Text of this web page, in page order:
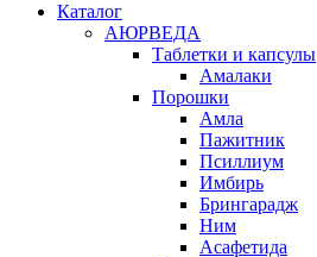
Каталог
АЮРВЕДА
Таблетки и капсулы
Амалаки
Порошки
Амла
Пажитник
Псиллиум
Имбирь
Брингарадж
Ним
Асафетида